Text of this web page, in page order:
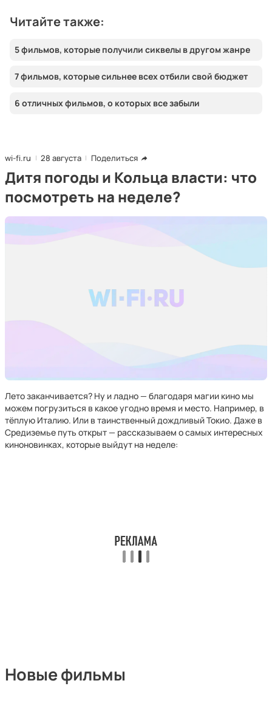
Читайте также:
5 фильмов, которые получили сиквелы в другом жанре
7 фильмов, которые сильнее всех отбили свой бюджет
6 отличных фильмов, о которых все забыли
wi-fi.ru 28 августа Поделиться
Дитя погоды и Кольца власти: что
посмотреть на неделе?
Лето заканчивается? Ну и ладно — благодаря магии кино мы
можем погрузиться в какое угодно время и место. Например, в
тёплую Италию. Или в таинственный дождливый Токио. Даже в
Средиземье путь открыт — рассказываем о самых интересных
киноновинках, которые выйдут на неделе:
Новые фильмы